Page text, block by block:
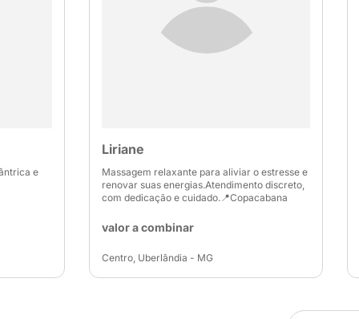
e
Liriane
Massagem relaxante para aliviar o estresse e
renovar suas energias.Atendimento discreto,
com dedicação e cuidado.📍Copacabana
valor a combinar
Centro, Uberlândia - MG